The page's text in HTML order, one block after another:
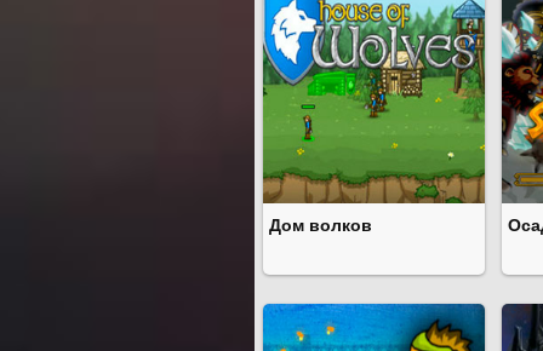
Дом волков